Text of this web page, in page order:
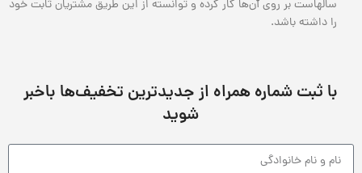
سالهاست بر روی آن‌ها کار کرده و توانسته از این طریق مشتریان ثابت خود
را داشته باشد.
با ثبت شماره همراه از جدید‌ترین تخفیف‌ها با‌خبر
شوید